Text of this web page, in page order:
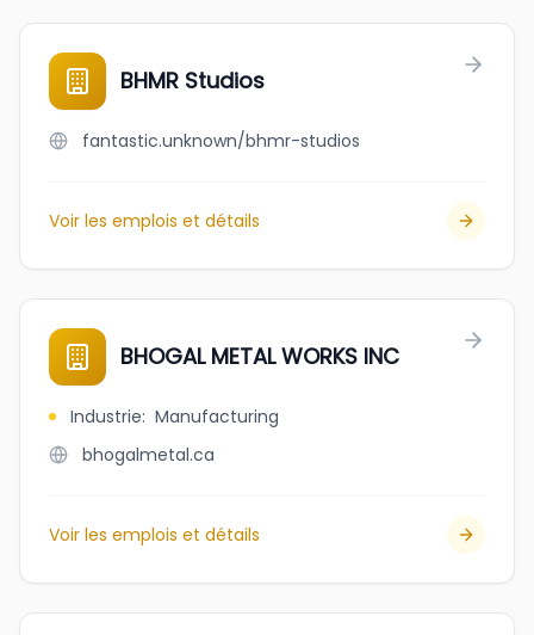
BHMR Studios
fantastic.unknown/bhmr-studios
Voir les emplois et détails
BHOGAL METAL WORKS INC
Industrie: Manufacturing
bhogalmetal.ca
Voir les emplois et détails